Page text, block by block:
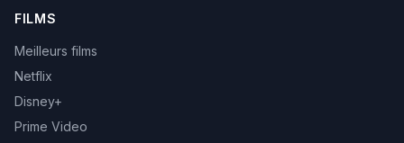
FILMS
Meilleurs films
Netflix
Disney+
Prime Video